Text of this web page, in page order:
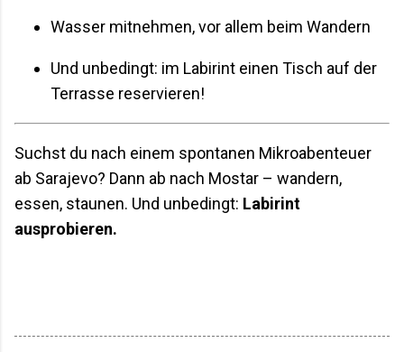
Wasser mitnehmen, vor allem beim Wandern
Und unbedingt: im Labirint einen Tisch auf der
Terrasse reservieren!
Suchst du nach einem spontanen Mikroabenteuer
ab Sarajevo? Dann ab nach Mostar – wandern,
essen, staunen. Und unbedingt: Labirint
ausprobieren.